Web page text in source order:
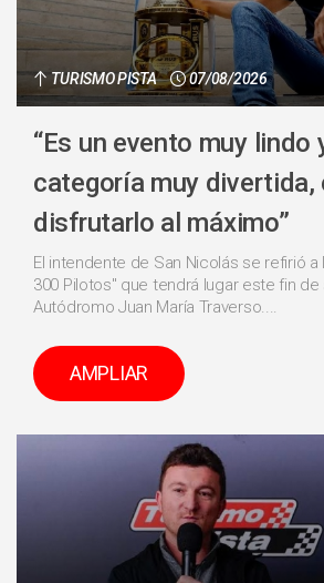
TURISMO PISTA 07/08/2026
“Es un evento muy lindo
categoría muy divertida,
disfrutarlo al máximo”
El intendente de San Nicolás se refirió a
300 Pilotos" que tendrá lugar este fin de
Autódromo Juan María Traverso....
AMPLIAR